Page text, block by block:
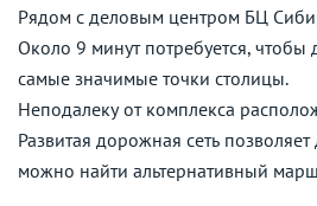
Рядом с деловым центром БЦ
Около 9 минут потребуется,
самые значимые точки столицы.
Неподалеку от комплекса
Развитая дорожная сеть
можно найти альтернативный